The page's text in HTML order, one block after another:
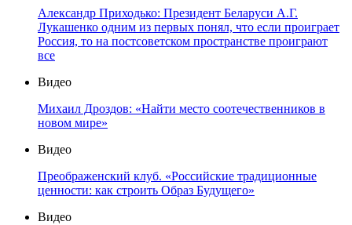
Александр Приходько: Президент Беларуси А.Г.
Лукашенко одним из первых понял, что если проиграет
Россия, то на постсоветском пространстве проиграют
все
Видео
Михаил Дроздов: «Найти место соотечественников в
новом мире»
Видео
Преображенский клуб. «Российские традиционные
ценности: как строить Образ Будущего»
Видео